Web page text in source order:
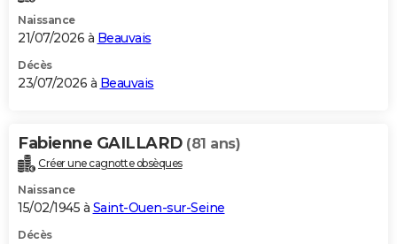
Naissance
21/07/2026 à Beauvais
Décès
23/07/2026 à Beauvais
Fabienne GAILLARD (81 ans)
Créer une cagnotte obsèques
Naissance
15/02/1945 à Saint-Ouen-sur-Seine
Décès